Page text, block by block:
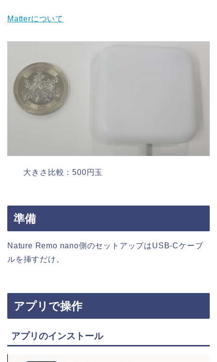
Matterについて
大きさ比較：500円玉
準備
Nature Remo nano側のセットアップはUSB-Cケーブ
ルを挿すだけ。
アプリで操作
アプリのインストール